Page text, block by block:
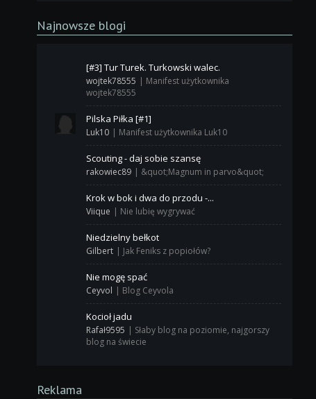
Najnowsze blogi
[#3] Tur Turek. Turkowski walec.
wojtek78555 | Manifest użytkownika
wojtek78555
Pilska Piłka [#1]
Luk10 | Manifest użytkownika Luk10
Scouting - daj sobie szansę
rakowiec89 | &quot;Magnum in parvo&quot;
Krok w bok i dwa do przodu -...
Viique | Nie lubię wygrywać
Niedzielny bełkot
Gilbert | Jak Feniks z popiołów?
Nie mogę spać
Ceyvol | Blog Ceyvola
Kocioł jadu
Rafał9595 | Słaby blog na poziomie, najgorszy
blog na świecie
Reklama